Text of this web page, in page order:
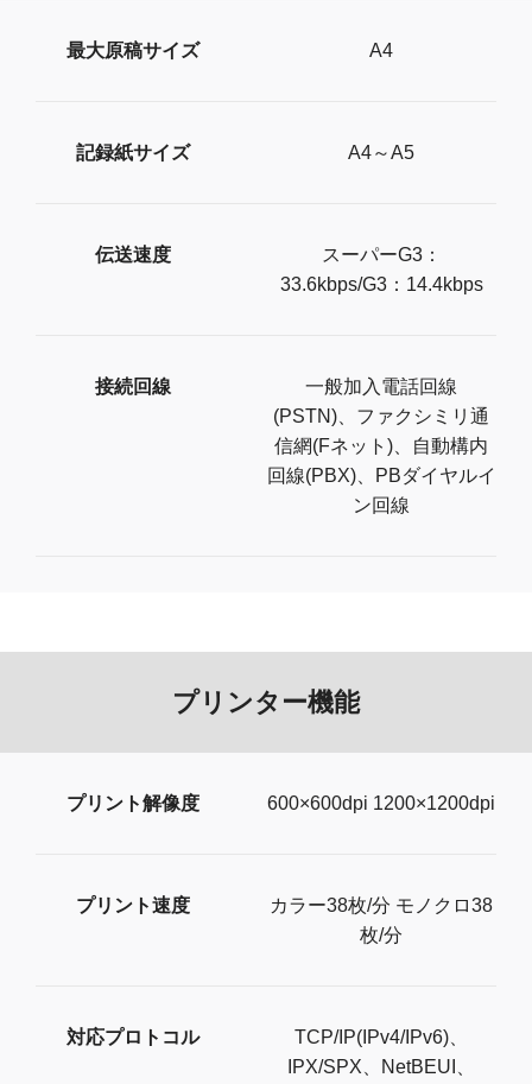
最大原稿サイズ A4
記録紙サイズ A4～A5
伝送速度
スーパーG3：
33.6kbps/G3：14.4kbps
接続回線
一般加入電話回線
(PSTN)、ファクシミリ通
信網(Fネット)、自動構内
回線(PBX)、PBダイヤルイ
ン回線
プリンター機能
プリント解像度 600×600dpi 1200×1200dpi
プリント速度
カラー38枚/分 モノクロ38
枚/分
対応プロトコル
TCP/IP(IPv4/IPv6)、
IPX/SPX、NetBEUI、